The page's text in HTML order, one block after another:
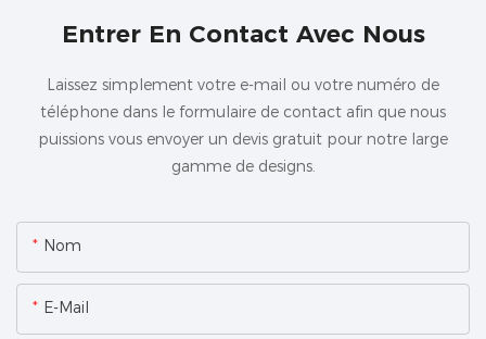
Entrer En Contact Avec Nous
Laissez simplement votre e-mail ou votre numéro de
téléphone dans le formulaire de contact afin que nous
puissions vous envoyer un devis gratuit pour notre large
gamme de designs.
Nom
E-Mail